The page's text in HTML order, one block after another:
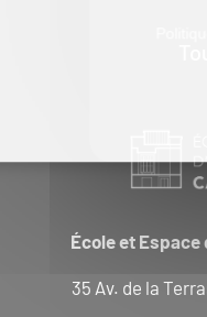
École et
35 Av. de la